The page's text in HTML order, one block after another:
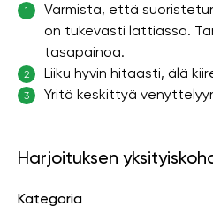
1
Varmista, että
on tukevasti lattiassa.
tasapainoa.
2 Liiku hyvin hitaasti, älä
3 Yritä keskittyä
Harjoituksen
Kategoria